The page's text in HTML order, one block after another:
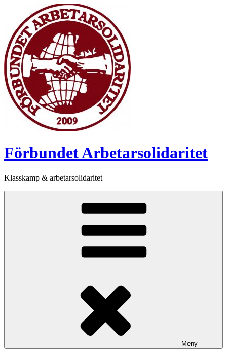
innehåll
Förbundet Arbetarsolidaritet
Klasskamp & arbetarsolidaritet
Meny